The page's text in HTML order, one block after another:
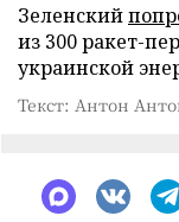
Зеленский
из 300 ракет-
украинской
Текст: Антон